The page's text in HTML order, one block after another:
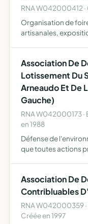
RNA W042000412 ·
Organisation de
artisanales,
Association De
Lotissement Du
Arneaudo Et De
Gauche)
RNA W042000173
en 1988
Défense de
que toutes actions
Association De
Contribluables
RNA W042000359
Créée en 1997